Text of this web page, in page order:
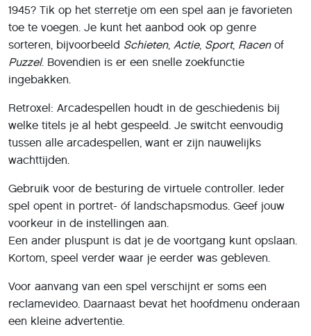
1945? Tik op het sterretje om een spel aan je favorieten
toe te voegen. Je kunt het aanbod ook op genre
sorteren, bijvoorbeeld Schieten, Actie, Sport, Racenof
Puzzel. Bovendien is er een snelle zoekfunctie
ingebakken.
Retroxel: Arcadespellen houdt in de geschiedenis bij
welke titels je al hebt gespeeld. Je switcht eenvoudig
tussen alle arcadespellen, want er zijn nauwelijks
wachttijden.
Gebruik voor de besturing de virtuele controller. Ieder
spel opent in portret- óf landschapsmodus. Geef jouw
voorkeur in de instellingen aan.
Een ander pluspunt is dat je de voortgang kunt opslaan.
Kortom, speel verder waar je eerder was gebleven.
Voor aanvang van een spel verschijnt er soms een
reclamevideo. Daarnaast bevat het hoofdmenu onderaan
een kleine advertentie.